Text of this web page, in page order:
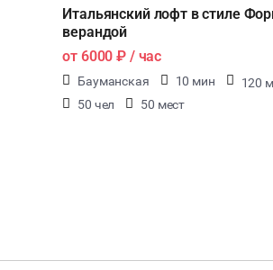
Итальянский лофт в стиле
верандой
от 6000 ₽ / час
Бауманская 10 мин 120 м
50 чел
50 мест